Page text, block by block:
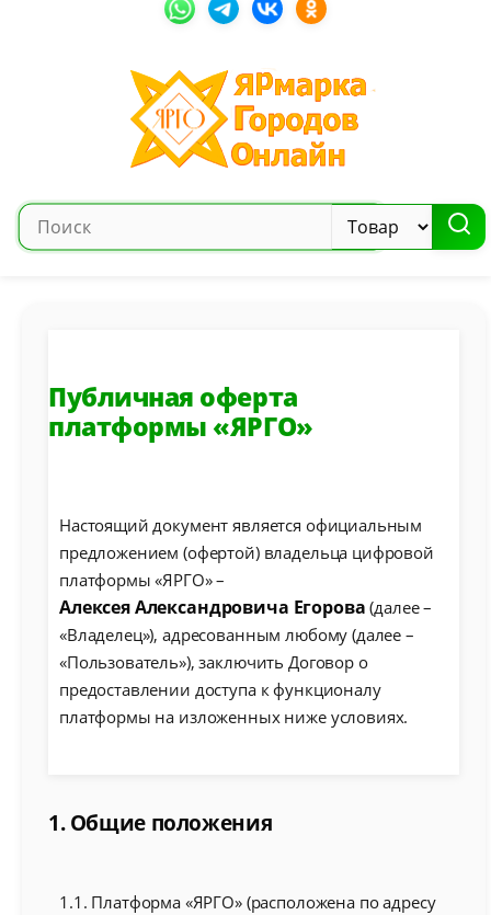
Публичная оферта
платформы «ЯРГО»
Настоящий документ является официальным
предложением (офертой) владельца цифровой
платформы «ЯРГО» –
Алексея Александровича Егорова (далее –
«Владелец»), адресованным любому (далее –
«Пользователь»), заключить Договор о
предоставлении доступа к функционалу
платформы на изложенных ниже условиях.
1. Общие положения
1.1. Платформа «ЯРГО» (расположена по адресу